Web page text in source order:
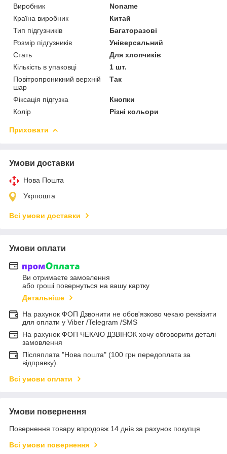
Виробник
Noname
Країна виробник
Китай
Тип підгузників
Багаторазові
Розмір підгузників
Універсальний
Стать
Для хлопчиків
Кількість в упаковці
1 шт.
Повітропроникний верхній
шар
Так
Фіксація підгузка
Кнопки
Колір
Різні кольори
Приховати
Умови доставки
Нова Пошта
Укрпошта
Всі умови доставки
Умови оплати
Ви отримаєте замовлення
або гроші повернуться на вашу картку
Детальніше
На рахунок ФОП Дзвонити не обов'язково чекаю реквізити
для оплати у Viber /Telegram /SMS
На рахунок ФОП ЧЕКАЮ ДЗВІНОК хочу обговорити деталі
замовлення
Післяплата "Нова пошта" (100 грн передоплата за
відправку).
Всі умови оплати
Умови повернення
Повернення товару впродовж 14 днів за рахунок покупця
Всі умови повернення